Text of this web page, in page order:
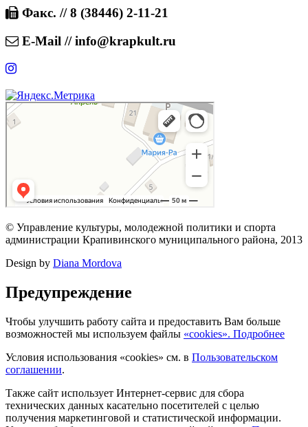
Факс. // 8 (38446) 2-11-21
E-Mail // info@krapkult.ru
© Управление культуры, молодежной политики и спорта
администрации Крапивинского муниципального района, 2013
Design by Diana Mordova
Предупреждение
Чтобы улучшить работу сайта и предоставить Вам больше
возможностей мы используем файлы «cookies». Подробнее
Условия использования «cookies» см. в Пользовательском
соглашении.
Также сайт использует Интернет-сервис для сбора
технических данных касательно посетителей с целью
получения маркетинговой и статистической информации.